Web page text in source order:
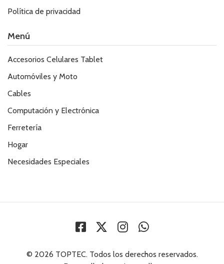
Política de privacidad
Menú
Accesorios Celulares Tablet
Automóviles y Moto
Cables
Computación y Electrónica
Ferretería
Hogar
Necesidades Especiales
© 2026 TOPTEC. Todos los derechos reservados.